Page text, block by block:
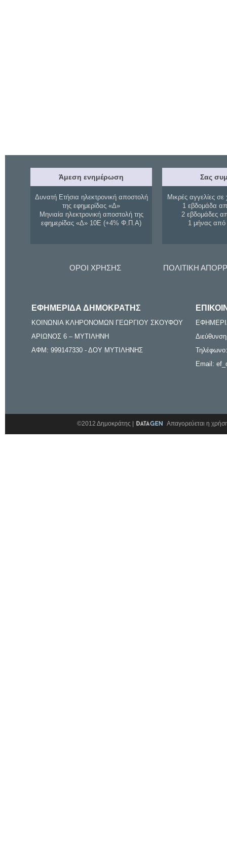
Άμεση ενημέρωση
Δυνατή Ετήσια ηλεκτρονική αποστολή
της εφημερίδας «Δ»
Μηνιαία ηλεκτρονική αποστολή της
εφημερίδας «Δ» 10Ε (+4% Φ.Π.Α)
Σας
Μικρές αγγελίες σε
1 εβδομάδα
2 εβδομάδες
1 μήνας
ΟΡΟΙ ΧΡΗΣΗΣ ΠΟΛΙΤΙΚΗ
ΕΦΗΜΕΡΙΔΑ ΔΗΜΟΚΡΑΤΗΣ
ΚΟΙΝΩΝΙΑ ΚΛΗΡΟΝΟΜΩΝ ΓΕΩΡΓΙΟΥ ΣΚΟΥΦΟΥ
ΑΡΙΩΝΟΣ 6 – ΜΥΤΙΛΗΝΗ
ΑΦΜ: 999147330 - ΔΟΥ ΜΥΤΙΛΗΝΗΣ
Email:
©2012 Δημοκράτης | Απαγορεύεται η